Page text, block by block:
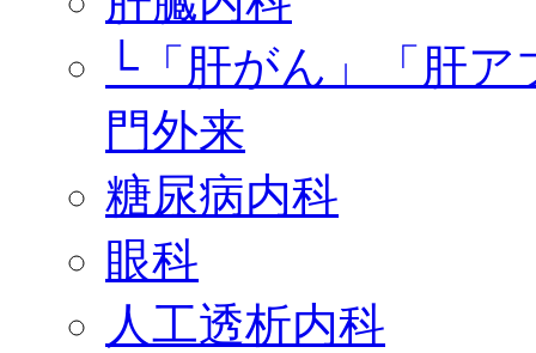
└「肝がん」「肝
門外来
糖尿病内科
眼科
人工透析内科